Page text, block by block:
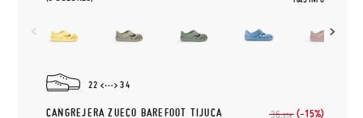
22 34
CANGREJERA ZUECO BAREFOOT TIJUCA
36,95€ (-15%)